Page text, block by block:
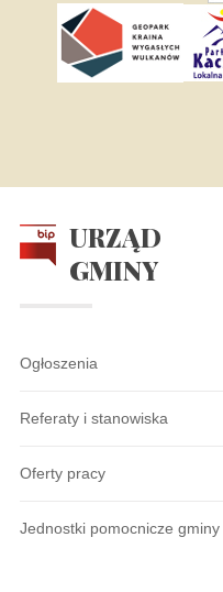
URZĄD
GMINY
Ogłoszenia
Referaty i stanowiska
Oferty pracy
Jednostki pomocnicze gminy